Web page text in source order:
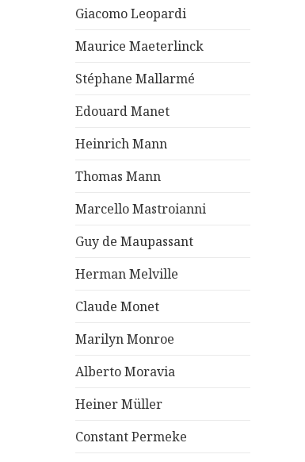
Giacomo Leopardi
Maurice Maeterlinck
Stéphane Mallarmé
Edouard Manet
Heinrich Mann
Thomas Mann
Marcello Mastroianni
Guy de Maupassant
Herman Melville
Claude Monet
Marilyn Monroe
Alberto Moravia
Heiner Müller
Constant Permeke